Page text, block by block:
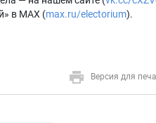
в MAX (max.ru/electorium).
Версия для